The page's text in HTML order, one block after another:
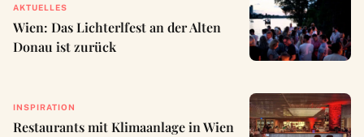
AKTUELLES
Wien: Das Lichterlfest an der Alten
Donau ist zurück
INSPIRATION
Restaurants mit Klimaanlage in Wien